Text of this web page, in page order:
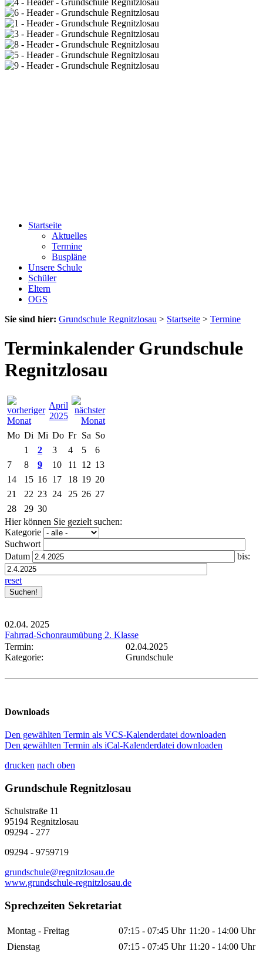
Startseite
Aktuelles
Termine
Buspläne
Unsere Schule
Schüler
Eltern
OGS
Sie sind hier: Grundschule Regnitzlosau > Startseite > Termine
Terminkalender Grundschule
Regnitzlosau
April
2025
Mo Di Mi Do Fr Sa So
1
2 3 4 5
6
7
8 9 10 11 12 13
14
15 16 17 18 19 20
21
22 23 24 25 26 27
28
29 30
Hier können Sie gezielt suchen:
Kategorie
Suchwort
Datum
bis:
reset
02.04. 2025
Fahrrad-Schonraumübung 2. Klasse
Termin:
02.04.2025
Kategorie:
Grundschule
Downloads
Den gewählten Termin als VCS-Kalenderdatei downloaden
Den gewählten Termin als iCal-Kalenderdatei downloaden
drucken nach oben
Grundschule Regnitzlosau
Schulstraße 11
95194 Regnitzlosau
09294 - 277
09294 - 9759719
grundschule@regnitzlosau.de
www.grundschule-regnitzlosau.de
Sprechzeiten Sekretariat
Montag - Freitag 07:15 - 07:45 Uhr 11:20 - 14:00 Uhr
Dienstag
07:15 - 07:45 Uhr 11:20 - 14:00 Uhr